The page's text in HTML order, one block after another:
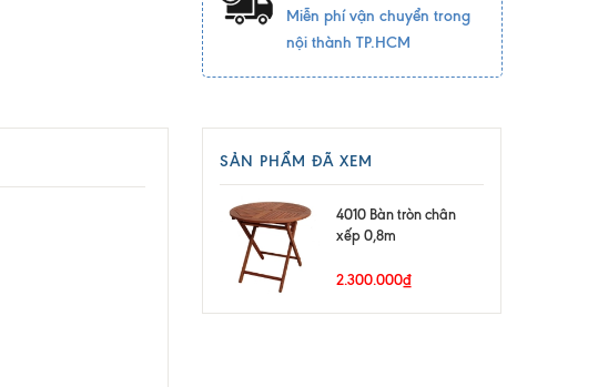
Miễn phí vận chuyển trong
nội thành TP.HCM
SẢN PHẨM ĐÃ XEM
4010 Bàn tròn chân
xếp 0,8m
2.300.000₫